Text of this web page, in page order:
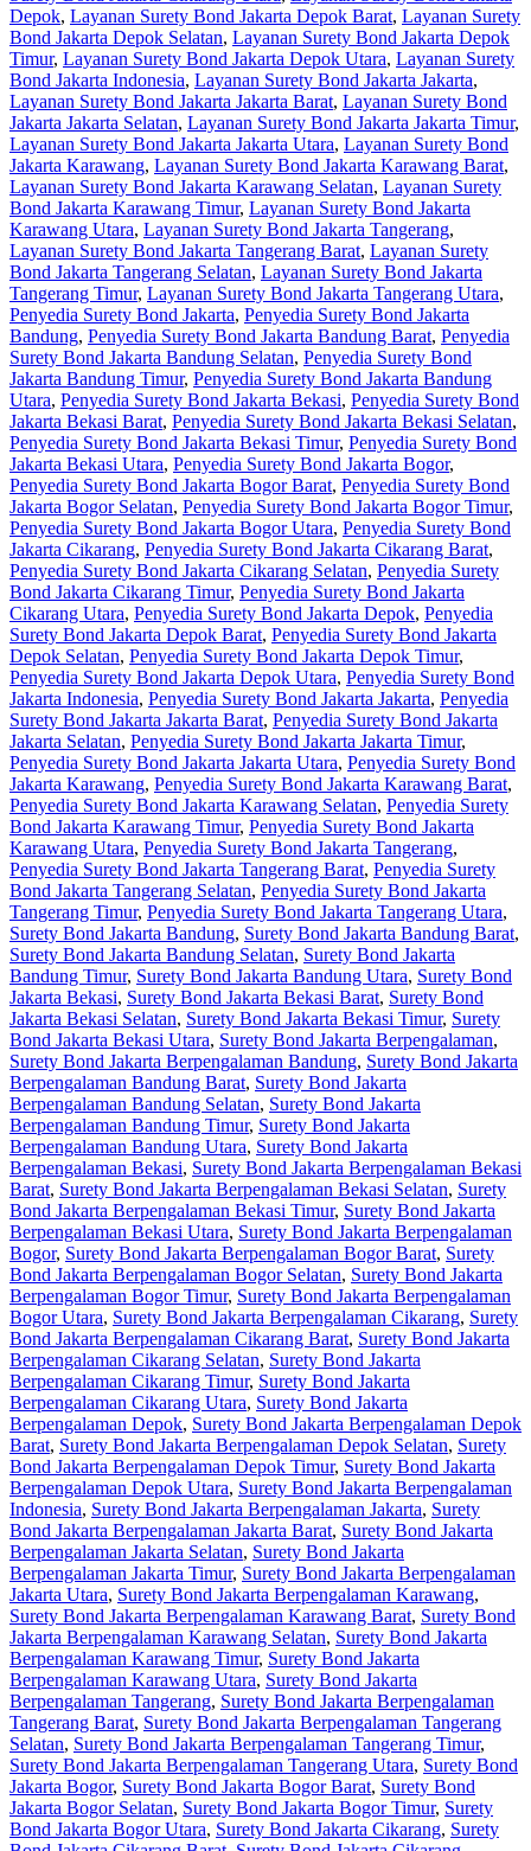
Depok, Layanan Surety Bond Jakarta Depok Barat, Layanan Surety
Bond Jakarta Depok Selatan, Layanan Surety Bond Jakarta Depok
Timur, Layanan Surety Bond Jakarta Depok Utara, Layanan Surety
Bond Jakarta Indonesia, Layanan Surety Bond Jakarta Jakarta,
Layanan Surety Bond Jakarta Jakarta Barat, Layanan Surety Bond
Jakarta Jakarta Selatan, Layanan Surety Bond Jakarta Jakarta Timur,
Layanan Surety Bond Jakarta Jakarta Utara, Layanan Surety Bond
Jakarta Karawang, Layanan Surety Bond Jakarta Karawang Barat,
Layanan Surety Bond Jakarta Karawang Selatan, Layanan Surety
Bond Jakarta Karawang Timur, Layanan Surety Bond Jakarta
Karawang Utara, Layanan Surety Bond Jakarta Tangerang,
Layanan Surety Bond Jakarta Tangerang Barat, Layanan Surety
Bond Jakarta Tangerang Selatan, Layanan Surety Bond Jakarta
Tangerang Timur, Layanan Surety Bond Jakarta Tangerang Utara,
Penyedia Surety Bond Jakarta, Penyedia Surety Bond Jakarta
Bandung, Penyedia Surety Bond Jakarta Bandung Barat, Penyedia
Surety Bond Jakarta Bandung Selatan, Penyedia Surety Bond
Jakarta Bandung Timur, Penyedia Surety Bond Jakarta Bandung
Utara, Penyedia Surety Bond Jakarta Bekasi, Penyedia Surety Bond
Jakarta Bekasi Barat, Penyedia Surety Bond Jakarta Bekasi Selatan,
Penyedia Surety Bond Jakarta Bekasi Timur, Penyedia Surety Bond
Jakarta Bekasi Utara, Penyedia Surety Bond Jakarta Bogor,
Penyedia Surety Bond Jakarta Bogor Barat, Penyedia Surety Bond
Jakarta Bogor Selatan, Penyedia Surety Bond Jakarta Bogor Timur,
Penyedia Surety Bond Jakarta Bogor Utara, Penyedia Surety Bond
Jakarta Cikarang, Penyedia Surety Bond Jakarta Cikarang Barat,
Penyedia Surety Bond Jakarta Cikarang Selatan, Penyedia Surety
Bond Jakarta Cikarang Timur, Penyedia Surety Bond Jakarta
Cikarang Utara, Penyedia Surety Bond Jakarta Depok, Penyedia
Surety Bond Jakarta Depok Barat, Penyedia Surety Bond Jakarta
Depok Selatan, Penyedia Surety Bond Jakarta Depok Timur,
Penyedia Surety Bond Jakarta Depok Utara, Penyedia Surety Bond
Jakarta Indonesia, Penyedia Surety Bond Jakarta Jakarta, Penyedia
Surety Bond Jakarta Jakarta Barat, Penyedia Surety Bond Jakarta
Jakarta Selatan, Penyedia Surety Bond Jakarta Jakarta Timur,
Penyedia Surety Bond Jakarta Jakarta Utara, Penyedia Surety Bond
Jakarta Karawang, Penyedia Surety Bond Jakarta Karawang Barat,
Penyedia Surety Bond Jakarta Karawang Selatan, Penyedia Surety
Bond Jakarta Karawang Timur, Penyedia Surety Bond Jakarta
Karawang Utara, Penyedia Surety Bond Jakarta Tangerang,
Penyedia Surety Bond Jakarta Tangerang Barat, Penyedia Surety
Bond Jakarta Tangerang Selatan, Penyedia Surety Bond Jakarta
Tangerang Timur, Penyedia Surety Bond Jakarta Tangerang Utara,
Surety Bond Jakarta Bandung, Surety Bond Jakarta Bandung Barat,
Surety Bond Jakarta Bandung Selatan, Surety Bond Jakarta
Bandung Timur, Surety Bond Jakarta Bandung Utara, Surety Bond
Jakarta Bekasi, Surety Bond Jakarta Bekasi Barat, Surety Bond
Jakarta Bekasi Selatan, Surety Bond Jakarta Bekasi Timur, Surety
Bond Jakarta Bekasi Utara, Surety Bond Jakarta Berpengalaman,
Surety Bond Jakarta Berpengalaman Bandung, Surety Bond Jakarta
Berpengalaman Bandung Barat, Surety Bond Jakarta
Berpengalaman Bandung Selatan, Surety Bond Jakarta
Berpengalaman Bandung Timur, Surety Bond Jakarta
Berpengalaman Bandung Utara, Surety Bond Jakarta
Berpengalaman Bekasi, Surety Bond Jakarta Berpengalaman Bekasi
Barat, Surety Bond Jakarta Berpengalaman Bekasi Selatan, Surety
Bond Jakarta Berpengalaman Bekasi Timur, Surety Bond Jakarta
Berpengalaman Bekasi Utara, Surety Bond Jakarta Berpengalaman
Bogor, Surety Bond Jakarta Berpengalaman Bogor Barat, Surety
Bond Jakarta Berpengalaman Bogor Selatan, Surety Bond Jakarta
Berpengalaman Bogor Timur, Surety Bond Jakarta Berpengalaman
Bogor Utara, Surety Bond Jakarta Berpengalaman Cikarang, Surety
Bond Jakarta Berpengalaman Cikarang Barat, Surety Bond Jakarta
Berpengalaman Cikarang Selatan, Surety Bond Jakarta
Berpengalaman Cikarang Timur, Surety Bond Jakarta
Berpengalaman Cikarang Utara, Surety Bond Jakarta
Berpengalaman Depok, Surety Bond Jakarta Berpengalaman Depok
Barat, Surety Bond Jakarta Berpengalaman Depok Selatan, Surety
Bond Jakarta Berpengalaman Depok Timur, Surety Bond Jakarta
Berpengalaman Depok Utara, Surety Bond Jakarta Berpengalaman
Indonesia, Surety Bond Jakarta Berpengalaman Jakarta, Surety
Bond Jakarta Berpengalaman Jakarta Barat, Surety Bond Jakarta
Berpengalaman Jakarta Selatan, Surety Bond Jakarta
Berpengalaman Jakarta Timur, Surety Bond Jakarta Berpengalaman
Jakarta Utara, Surety Bond Jakarta Berpengalaman Karawang,
Surety Bond Jakarta Berpengalaman Karawang Barat, Surety Bond
Jakarta Berpengalaman Karawang Selatan, Surety Bond Jakarta
Berpengalaman Karawang Timur, Surety Bond Jakarta
Berpengalaman Karawang Utara, Surety Bond Jakarta
Berpengalaman Tangerang, Surety Bond Jakarta Berpengalaman
Tangerang Barat, Surety Bond Jakarta Berpengalaman Tangerang
Selatan, Surety Bond Jakarta Berpengalaman Tangerang Timur,
Surety Bond Jakarta Berpengalaman Tangerang Utara, Surety Bond
Jakarta Bogor, Surety Bond Jakarta Bogor Barat, Surety Bond
Jakarta Bogor Selatan, Surety Bond Jakarta Bogor Timur, Surety
Bond Jakarta Bogor Utara, Surety Bond Jakarta Cikarang, Surety